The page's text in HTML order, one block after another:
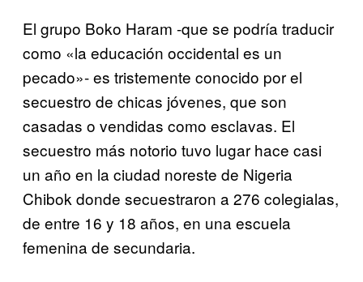
El grupo Boko Haram -que se podría traducir
como «la educación occidental es un
pecado»- es tristemente conocido por el
secuestro de chicas jóvenes, que son
casadas o vendidas como esclavas. El
secuestro más notorio tuvo lugar hace casi
un año en la ciudad noreste de Nigeria
Chibok donde secuestraron a 276 colegialas,
de entre 16 y 18 años, en una escuela
femenina de secundaria.